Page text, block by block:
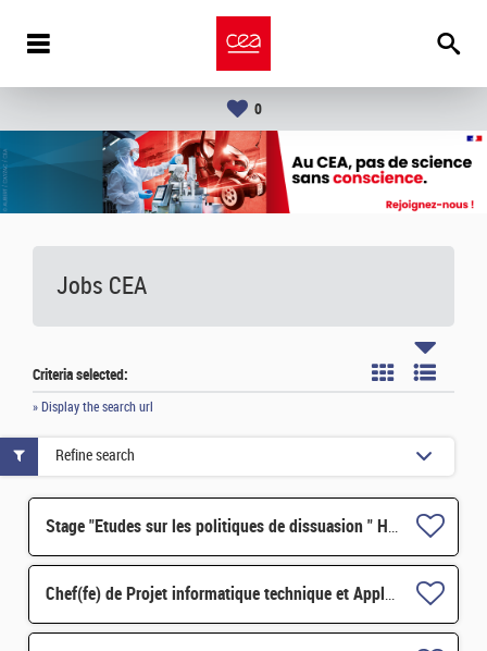
0
Jobs CEA
Criteria selected:
» Display the search url
Stage "Etudes sur les politiques de dissuasion " H/F
Chef(fe) de Projet informatique technique et Applications H/F
Refine search